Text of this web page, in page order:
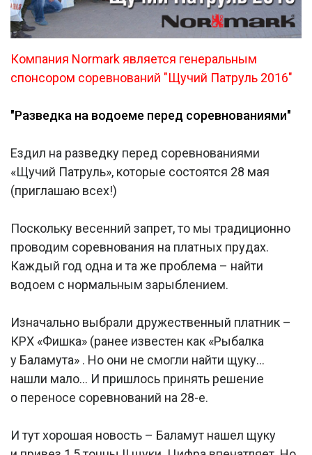
Компания Normark является генеральным
спонсором соревнований "Щучий Патруль 2016"
"Разведка на водоеме перед соревнованиями"
Ездил на разведку перед соревнованиями
«Щучий Патруль», которые состоятся 28 мая
(приглашаю всех!)
Поскольку весенний запрет, то мы традиционно
проводим соревнования на платных прудах.
Каждый год одна и та же проблема – найти
водоем с нормальным зарыблением.
Изначально выбрали дружественный платник –
КРХ «Фишка» (ранее известен как «Рыбалка
у Баламута» . Но они не смогли найти щуку…
нашли мало… И пришлось принять решение
о переносе соревнований на 28-е.
И тут хорошая новость – Баламут нашел щуку